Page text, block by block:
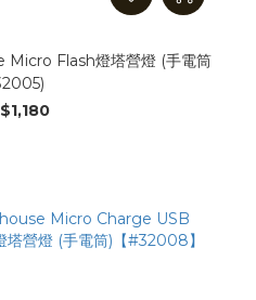
Micro Flash燈塔營燈 (手電筒